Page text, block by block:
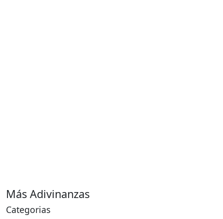
Más Adivinanzas
Categorias